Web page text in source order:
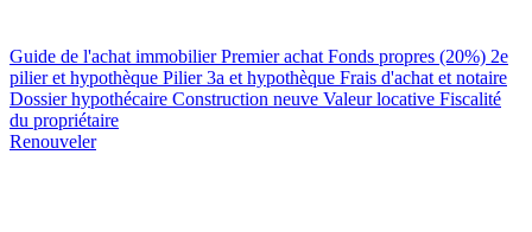
Guide de l'achat immobilierPremier achat Fonds propres (20%) 2e
pilier et hypothèque Pilier 3a et hypothèque Frais d'achat et notaire
Dossier hypothécaire Construction neuve Valeur locative Fiscalité
du propriétaire
Renouveler